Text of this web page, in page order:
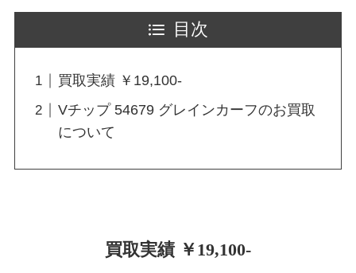
目次
買取実績 ￥19,100-
Vチップ 54679 グレインカーフのお買取
について
買取実績 ￥19,100-